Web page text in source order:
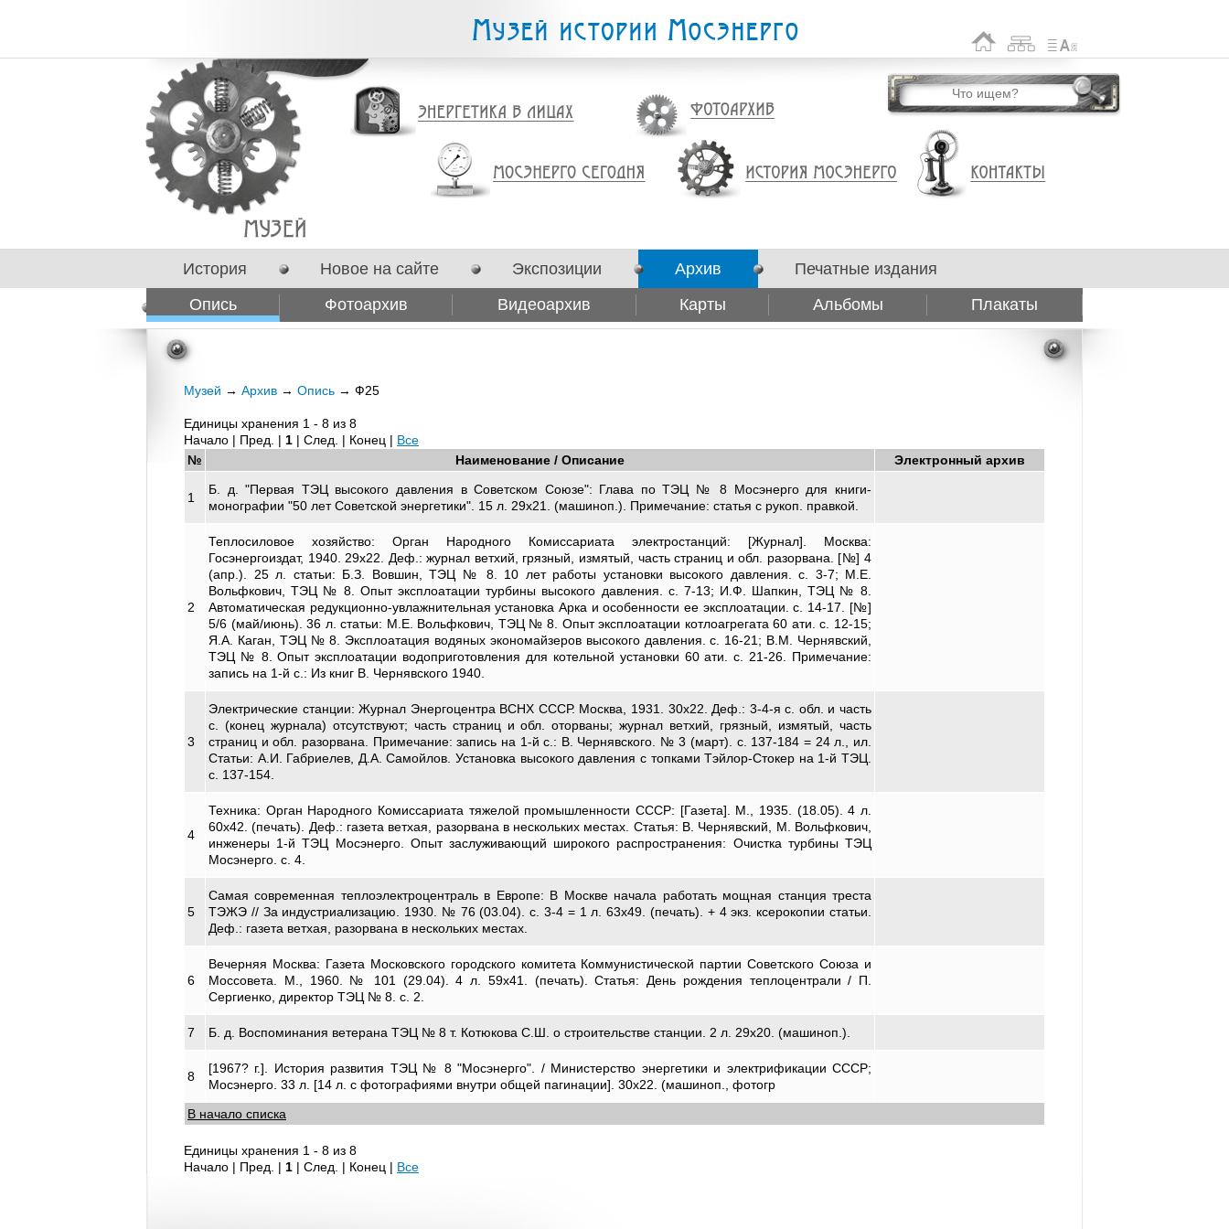
История Новое на сайте Экспозиции
Архив
Опись
Фотоархив Видеоархив Карты Альбомы Плакаты
Печатные издания
Сотрудничество
Музей → Архив → Опись → Ф25
Единицы хранения 1 - 8 из 8
Начало | Пред. | 1 | След. | Конец | Все
№
Наименование / Описание Электронный архив
1
Б. д. "Первая ТЭЦ высокого давления в Советском Союзе": Глава по ТЭЦ № 8 Мосэнерго для книги-
монографии "50 лет Советской энергетики". 15 л. 29х21. (машиноп.). Примечание: статья с рукоп. правкой.
2
Теплосиловое хозяйство: Орган Народного Комиссариата электростанций: [Журнал]. Москва:
Госэнергоиздат, 1940. 29х22. Деф.: журнал ветхий, грязный, измятый, часть страниц и обл. разорвана. [№] 4
(апр.). 25 л. статьи: Б.З. Вовшин, ТЭЦ № 8. 10 лет работы установки высокого давления. с. 3-7; М.Е.
Вольфкович, ТЭЦ № 8. Опыт эксплоатации турбины высокого давления. с. 7-13; И.Ф. Шапкин, ТЭЦ № 8.
Автоматическая редукционно-увлажнительная установка Арка и особенности ее эксплоатации. с. 14-17. [№]
5/6 (май/июнь). 36 л. статьи: М.Е. Вольфкович, ТЭЦ № 8. Опыт эксплоатации котлоагрегата 60 ати. с. 12-15;
Я.А. Каган, ТЭЦ № 8. Эксплоатация водяных экономайзеров высокого давления. с. 16-21; В.М. Чернявский,
ТЭЦ № 8. Опыт эксплоатации водоприготовления для котельной установки 60 ати. с. 21-26. Примечание:
запись на 1-й с.: Из книг В. Чернявского 1940.
3
Электрические станции: Журнал Энергоцентра ВСНХ СССР. Москва, 1931. 30х22. Деф.: 3-4-я с. обл. и часть
с. (конец журнала) отсутствуют; часть страниц и обл. оторваны; журнал ветхий, грязный, измятый, часть
страниц и обл. разорвана. Примечание: запись на 1-й с.: В. Чернявского. № 3 (март). с. 137-184 = 24 л., ил.
Статьи: А.И. Габриелев, Д.А. Самойлов. Установка высокого давления с топками Тэйлор-Стокер на 1-й ТЭЦ.
с. 137-154.
4
Техника: Орган Народного Комиссариата тяжелой промышленности СССР: [Газета]. М., 1935. (18.05). 4 л.
60х42. (печать). Деф.: газета ветхая, разорвана в нескольких местах. Статья: В. Чернявский, М. Вольфкович,
инженеры 1-й ТЭЦ Мосэнерго. Опыт заслуживающий широкого распространения: Очистка турбины ТЭЦ
Мосэнерго. с. 4.
5
Самая современная теплоэлектроцентраль в Европе: В Москве начала работать мощная станция треста
ТЭЖЭ // За индустриализацию. 1930. № 76 (03.04). с. 3-4 = 1 л. 63х49. (печать). + 4 экз. ксерокопии статьи.
Деф.: газета ветхая, разорвана в нескольких местах.
6
Вечерняя Москва: Газета Московского городского комитета Коммунистической партии Советского Союза и
Моссовета. М., 1960. № 101 (29.04). 4 л. 59х41. (печать). Статья: День рождения теплоцентрали / П.
Сергиенко, директор ТЭЦ № 8. с. 2.
7 Б. д. Воспоминания ветерана ТЭЦ № 8 т. Котюкова С.Ш. о строительстве станции. 2 л. 29х20. (машиноп.).
8
[1967? г.]. История развития ТЭЦ № 8 "Мосэнерго". / Министерство энергетики и электрификации СССР;
Мосэнерго. 33 л. [14 л. с фотографиями внутри общей пагинации]. 30х22. (машиноп., фотогр
В начало списка
Единицы хранения 1 - 8 из 8
Начало | Пред. | 1 | След. | Конец | Все